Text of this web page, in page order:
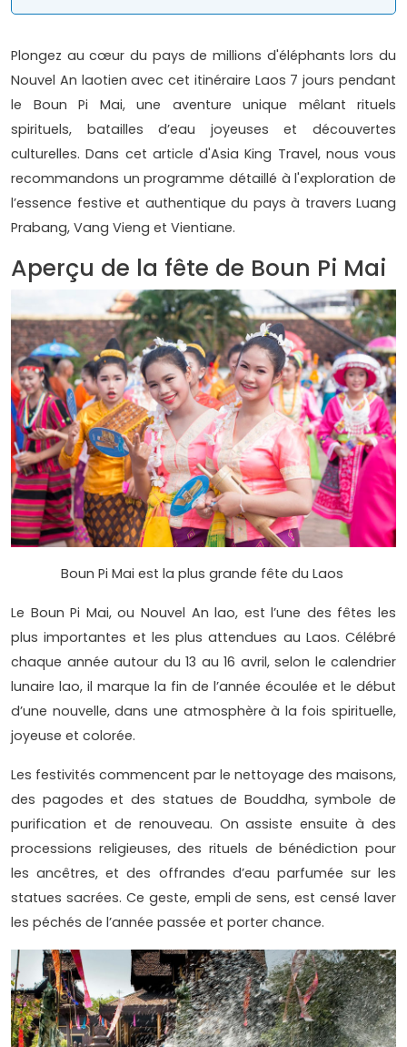
Plongez au cœur du pays de millions d'éléphants lors du
Nouvel An laotien avec cet itinéraire Laos 7 jours pendant
le Boun Pi Mai, une aventure unique mêlant rituels
spirituels, batailles d’eau joyeuses et découvertes
culturelles. Dans cet article d'Asia King Travel, nous vous
recommandons un programme détaillé à l'exploration de
l’essence festive et authentique du pays à travers Luang
Prabang, Vang Vieng et Vientiane.
Aperçu de la fête de Boun Pi Mai
Boun Pi Mai est la plus grande fête du Laos
Le Boun Pi Mai, ou Nouvel An lao, est l’une des fêtes les
plus importantes et les plus attendues au Laos. Célébré
chaque année autour du 13 au 16 avril, selon le calendrier
lunaire lao, il marque la fin de l’année écoulée et le début
d’une nouvelle, dans une atmosphère à la fois spirituelle,
joyeuse et colorée.
Les festivités commencent par le nettoyage des maisons,
des pagodes et des statues de Bouddha, symbole de
purification et de renouveau. On assiste ensuite à des
processions religieuses, des rituels de bénédiction pour
les ancêtres, et des offrandes d’eau parfumée sur les
statues sacrées. Ce geste, empli de sens, est censé laver
les péchés de l’année passée et porter chance.